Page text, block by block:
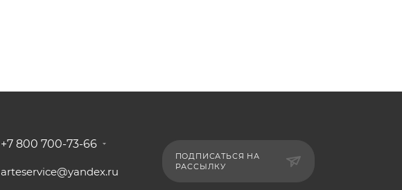
+7 800 700-73-66
arteservice@yandex.ru
ПОДПИСАТЬСЯ НА
РАССЫЛКУ